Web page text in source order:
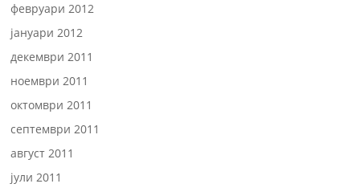
февруари 2012
јануари 2012
декември 2011
ноември 2011
октомври 2011
септември 2011
август 2011
јули 2011